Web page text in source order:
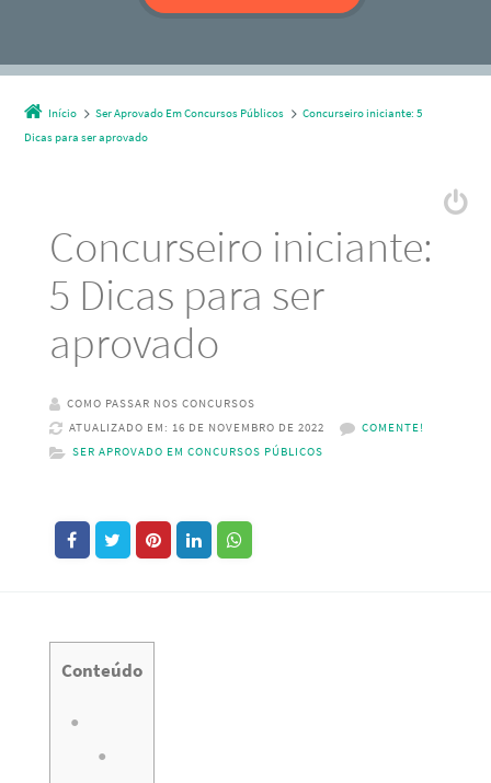
Início Ser Aprovado Em Concursos Públicos
Concurseiro iniciante: 5
Dicas para ser aprovado
Concurseiro iniciante:
5 Dicas para ser
aprovado
COMO PASSAR NOS CONCURSOS
ATUALIZADO EM: 16 DE NOVEMBRO DE 2022
COMENTE!
SER APROVADO EM CONCURSOS PÚBLICOS
Conteúdo